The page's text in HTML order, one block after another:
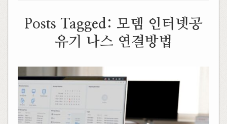
Posts Tagged: 모뎀 인터넷공
유기 나스 연결방법